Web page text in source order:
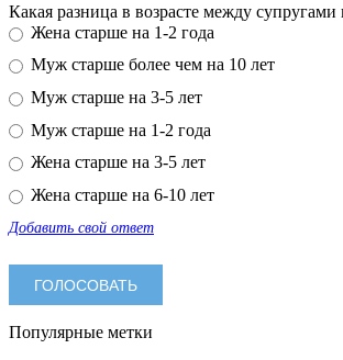
Какая разница в возрасте между супругами
Жена старше на 1-2 года
Муж старше более чем на 10 лет
Муж старше на 3-5 лет
Муж старше на 1-2 года
Жена старше на 3-5 лет
Жена старше на 6-10 лет
Добавить свой ответ
Популярные метки